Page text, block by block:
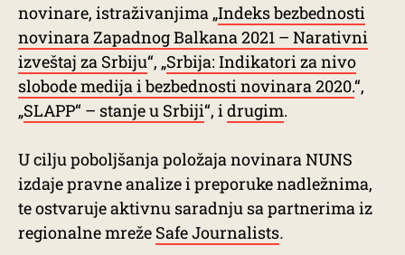
novinare, istraživanjima „Indeks bezbednosti
novinara Zapadnog Balkana 2021 – Narativni
izveštaj za Srbiju“, „Srbija: Indikatori za nivo
slobode medija i bezbednosti novinara 2020.“,
„SLAPP“ – stanje u Srbiji“, i drugim.
U cilju poboljšanja položaja novinara NUNS
izdaje pravne analize i preporuke nadležnima,
te ostvaruje aktivnu saradnju sa partnerima iz
regionalne mreže Safe Journalists.